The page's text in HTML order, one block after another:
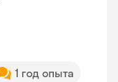
1 год опыта